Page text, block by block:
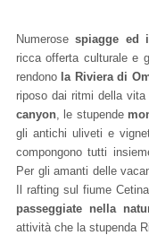
Numerosespiagge ed
ricca offerta culturale e
rendono la Riviera di
riposo dai ritmi della
canyon, le stupende
gli antichi uliveti e
compongono tutti
Per gli amanti delle
Il rafting sul fiume
passeggiate nella
attività che la stupenda